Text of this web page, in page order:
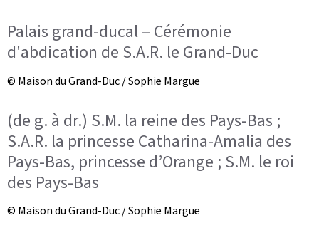
Palais grand-ducal – Cérémonie
d'abdication de S.A.R. le Grand-Duc
© Maison du Grand-Duc / Sophie Margue
(de g. à dr.) S.M. la reine des Pays-Bas ;
S.A.R. la princesse Catharina-Amalia des
Pays-Bas, princesse d’Orange ; S.M. le roi
des Pays-Bas
© Maison du Grand-Duc / Sophie Margue